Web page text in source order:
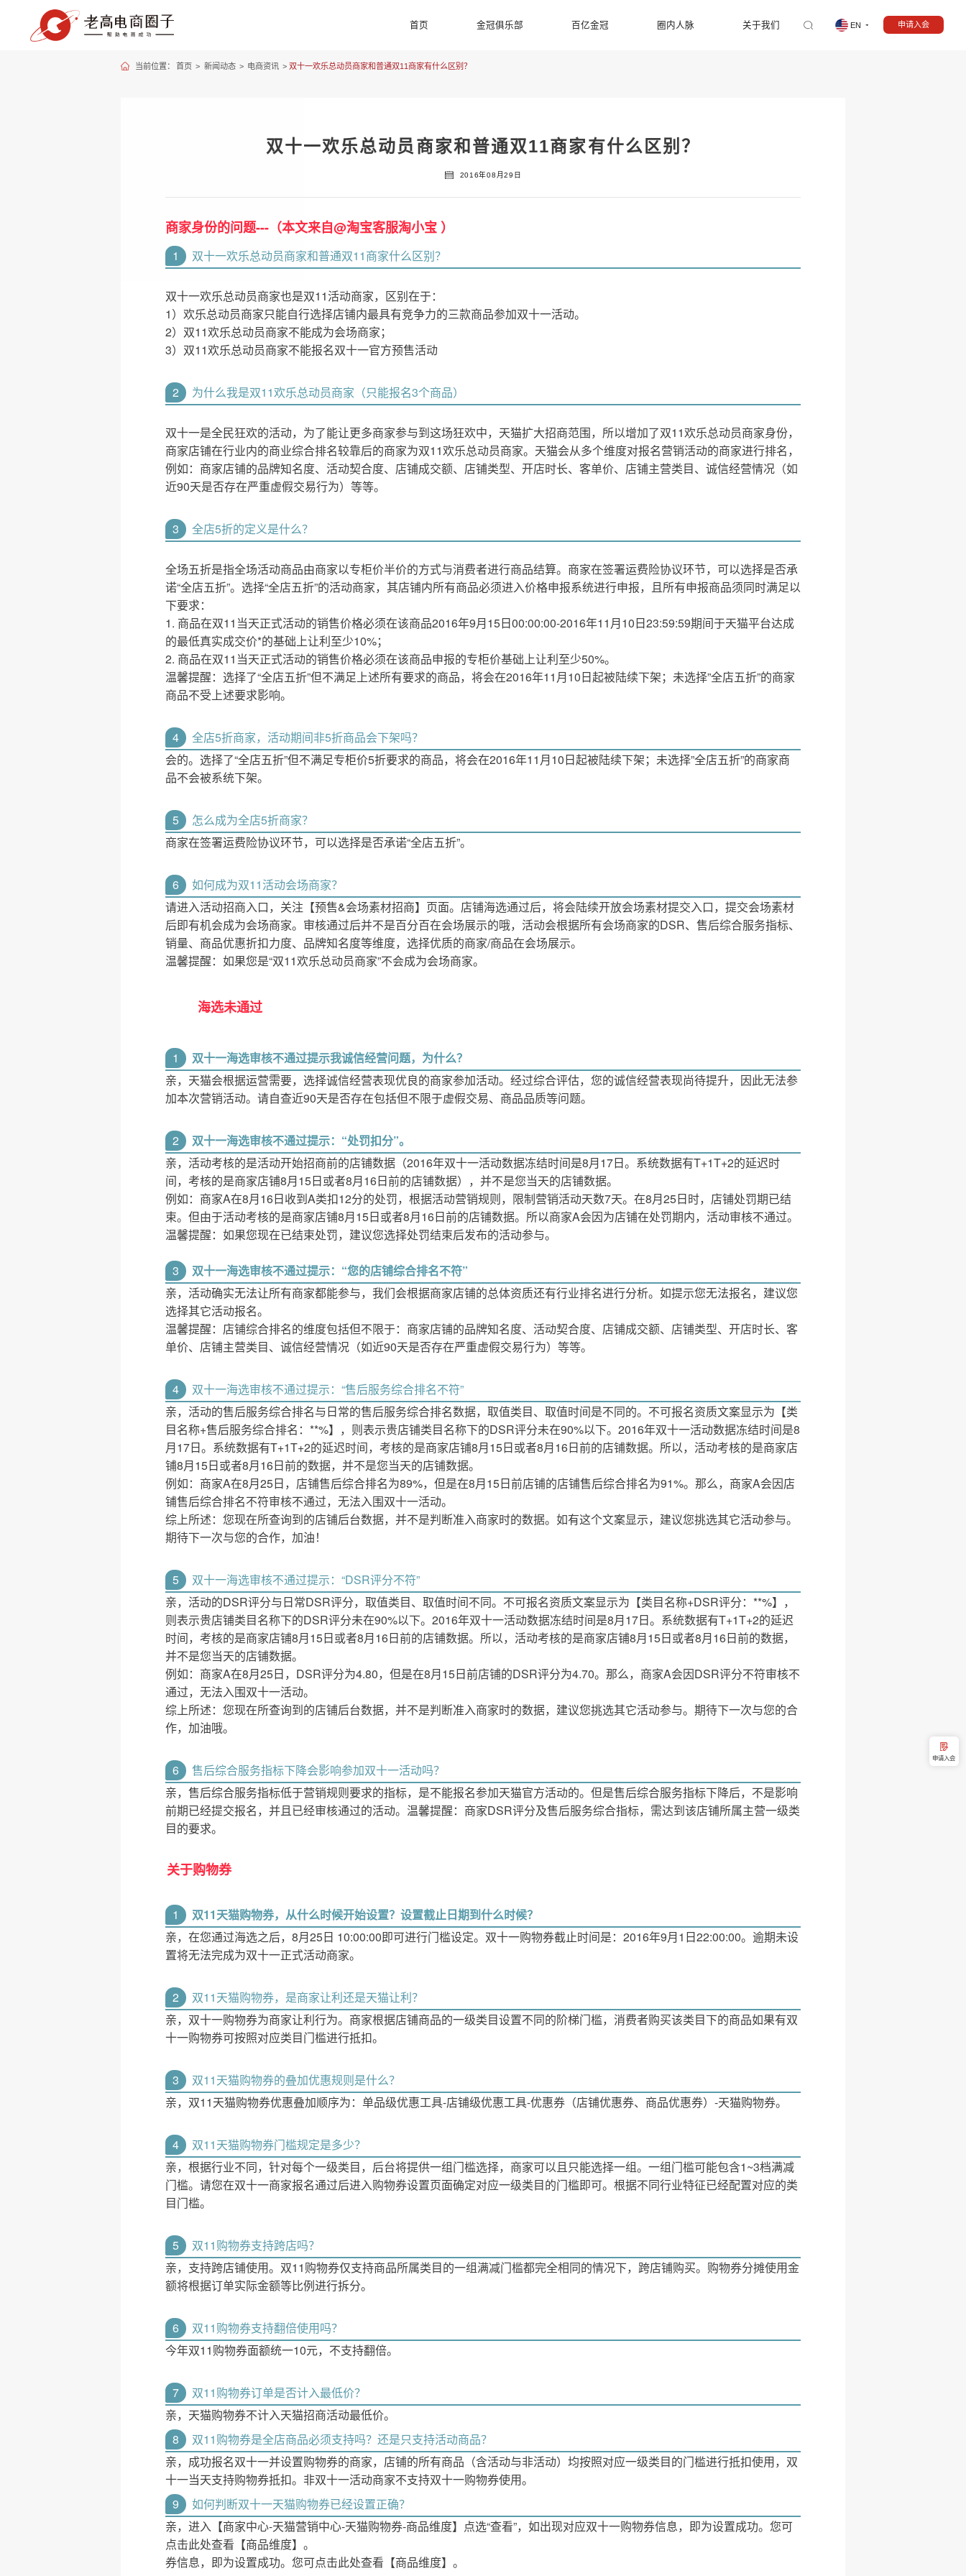
申请入会
EN
首页 金冠俱乐部 百亿金冠 圈内人脉 关于我们
当前位置： 首页 > 新闻动态 > 电商资讯 >双十一欢乐总动员商家和普通双11商家有什么区别？
双十一欢乐总动员商家和普通双11商家有什么区别？
2016年08月29日
商家身份的问题---（本文来自@淘宝客服淘小宝 ）
1 双十一欢乐总动员商家和普通双11商家什么区别？
双十一欢乐总动员商家也是双11活动商家，区别在于：
1）欢乐总动员商家只能自行选择店铺内最具有竞争力的三款商品参加双十一活动。
2）双11欢乐总动员商家不能成为会场商家；
3）双11欢乐总动员商家不能报名双十一官方预售活动
2 为什么我是双11欢乐总动员商家（只能报名3个商品）
双十一是全民狂欢的活动，为了能让更多商家参与到这场狂欢中，天猫扩大招商范围，所以增加了双11欢乐总动员商家身份，
商家店铺在行业内的商业综合排名较靠后的商家为双11欢乐总动员商家。 天猫会从多个维度对报名营销活动的商家进行排名，
例如：商家店铺的品牌知名度、活动契合度、店铺成交额、店铺类型、开店时长、客单价、店铺主营类目、诚信经营情况（如
近90天是否存在严重虚假交易行为）等等。
3 全店5折的定义是什么？
全场五折是指全场活动商品由商家以专柜价半价的方式与消费者进行商品结算。商家在签署运费险协议环节，可以选择是否承
诺“全店五折”。选择“全店五折”的活动商家，其店铺内所有商品必须进入价格申报系统进行申报，且所有申报商品须同时满足以
下要求：
1. 商品在双11当天正式活动的销售价格必须在该商品2016年9月15日00:00:00-2016年11月10日23:59:59期间于天猫平台达成
的最低真实成交价*的基础上让利至少10%；
2. 商品在双11当天正式活动的销售价格必须在该商品申报的专柜价基础上让利至少50%。
温馨提醒：选择了“全店五折”但不满足上述所有要求的商品，将会在2016年11月10日起被陆续下架；未选择”全店五折”的商家
商品不受上述要求影响。
4
全店5折商家，活动期间非5折商品会下架吗？
会的。选择了“全店五折”但不满足专柜价5折要求的商品，将会在2016年11月10日起被陆续下架；未选择”全店五折”的商家商
品不会被系统下架。
5
怎么成为全店5折商家？
商家在签署运费险协议环节，可以选择是否承诺“全店五折”。
6
如何成为双11活动会场商家？
请进入活动招商入口，关注【预售&会场素材招商】页面。店铺海选通过后，将会陆续开放会场素材提交入口，提交会场素材
后即有机会成为会场商家。审核通过后并不是百分百在会场展示的哦，活动会根据所有会场商家的DSR、售后综合服务指标、
销量、商品优惠折扣力度、品牌知名度等维度，选择优质的商家/商品在会场展示。
温馨提醒：如果您是“双11欢乐总动员商家”不会成为会场商家。
海选未通过
1
双十一海选审核不通过提示我诚信经营问题，为什么？
亲，天猫会根据运营需要，选择诚信经营表现优良的商家参加活动。经过综合评估，您的诚信经营表现尚待提升，因此无法参
加本次营销活动。请自查近90天是否存在包括但不限于虚假交易、商品品质等问题。
2
双十一海选审核不通过提示：“处罚扣分”。
亲，活动考核的是活动开始招商前的店铺数据（2016年双十一活动数据冻结时间是8月17日。系统数据有T+1T+2的延迟时
间，考核的是商家店铺8月15日或者8月16日前的店铺数据），并不是您当天的店铺数据。
例如：商家A在8月16日收到A类扣12分的处罚，根据活动营销规则，限制营销活动天数7天。在8月25日时，店铺处罚期已结
束。但由于活动考核的是商家店铺8月15日或者8月16日前的店铺数据。所以商家A会因为店铺在处罚期内，活动审核不通过。
温馨提醒：如果您现在已结束处罚，建议您选择处罚结束后发布的活动参与。
3
双十一海选审核不通过提示：“您的店铺综合排名不符”
亲，活动确实无法让所有商家都能参与，我们会根据商家店铺的总体资质还有行业排名进行分析。如提示您无法报名，建议您
选择其它活动报名。
温馨提醒：店铺综合排名的维度包括但不限于：商家店铺的品牌知名度、活动契合度、店铺成交额、店铺类型、开店时长、客
单价、店铺主营类目、诚信经营情况（如近90天是否存在严重虚假交易行为）等等。
4
双十一海选审核不通过提示：“售后服务综合排名不符”
亲，活动的售后服务综合排名与日常的售后服务综合排名数据，取值类目、取值时间是不同的。不可报名资质文案显示为【类
目名称+售后服务综合排名：**%】，则表示贵店铺类目名称下的DSR评分未在90%以下。2016年双十一活动数据冻结时间是8
月17日。系统数据有T+1T+2的延迟时间，考核的是商家店铺8月15日或者8月16日前的店铺数据。所以，活动考核的是商家店
铺8月15日或者8月16日前的数据，并不是您当天的店铺数据。
例如：商家A在8月25日，店铺售后综合排名为89%，但是在8月15日前店铺的店铺售后综合排名为91%。那么，商家A会因店
铺售后综合排名不符审核不通过，无法入围双十一活动。
综上所述：您现在所查询到的店铺后台数据，并不是判断准入商家时的数据。如有这个文案显示，建议您挑选其它活动参与。
期待下一次与您的合作，加油！
5
双十一海选审核不通过提示：“DSR评分不符”
亲，活动的DSR评分与日常DSR评分，取值类目、取值时间不同。 不可报名资质文案显示为【类目名称+DSR评分：**%】，
则表示贵店铺类目名称下的DSR评分未在90%以下。2016年双十一活动数据冻结时间是8月17日。系统数据有T+1T+2的延迟
时间，考核的是商家店铺8月15日或者8月16日前的店铺数据。所以，活动考核的是商家店铺8月15日或者8月16日前的数据，
并不是您当天的店铺数据。
例如：商家A在8月25日，DSR评分为4.80，但是在8月15日前店铺的DSR评分为4.70。那么，商家A会因DSR评分不符审核不
通过，无法入围双十一活动。
综上所述：您现在所查询到的店铺后台数据，并不是判断准入商家时的数据，建议您挑选其它活动参与。期待下一次与您的合
作，加油哦。
6
售后综合服务指标下降会影响参加双十一活动吗？
亲，售后综合服务指标低于营销规则要求的指标，是不能报名参加天猫官方活动的。但是售后综合服务指标下降后，不是影响
前期已经提交报名，并且已经审核通过的活动。温馨提醒：商家DSR评分及售后服务综合指标，需达到该店铺所属主营一级类
目的要求。
关于购物券
1
双11天猫购物券，从什么时候开始设置？设置截止日期到什么时候？
亲，在您通过海选之后，8月25日 10:00:00即可进行门槛设定。双十一购物券截止时间是：2016年9月1日22:00:00。逾期未设
置将无法完成为双十一正式活动商家。
2
双11天猫购物券，是商家让利还是天猫让利？
亲，双十一购物券为商家让利行为。商家根据店铺商品的一级类目设置不同的阶梯门槛，消费者购买该类目下的商品如果有双
十一购物券可按照对应类目门槛进行抵扣。
3
双11天猫购物券的叠加优惠规则是什么？
亲，双11天猫购物券优惠叠加顺序为：单品级优惠工具-店铺级优惠工具-优惠券（店铺优惠券、商品优惠券）-天猫购物券。
4
双11天猫购物券门槛规定是多少？
亲，根据行业不同，针对每个一级类目，后台将提供一组门槛选择，商家可以且只能选择一组。一组门槛可能包含1~3档满减
门槛。请您在双十一商家报名通过后进入购物券设置页面确定对应一级类目的门槛即可。根据不同行业特征已经配置对应的类
目门槛。
5
双11购物券支持跨店吗？
亲，支持跨店铺使用。双11购物券仅支持商品所属类目的一组满减门槛都完全相同的情况下，跨店铺购买。购物券分摊使用金
额将根据订单实际金额等比例进行拆分。
6
双11购物券支持翻倍使用吗？
今年双11购物券面额统一10元，不支持翻倍。
7
双11购物券订单是否计入最低价？
亲，天猫购物券不计入天猫招商活动最低价。
8
双11购物券是全店商品必须支持吗？还是只支持活动商品？
亲，成功报名双十一并设置购物券的商家，店铺的所有商品（含活动与非活动）均按照对应一级类目的门槛进行抵扣使用，双
十一当天支持购物券抵扣。非双十一活动商家不支持双十一购物券使用。
9
如何判断双十一天猫购物券已经设置正确？
亲，进入【商家中心-天猫营销中心-天猫购物券-商品维度】点选“查看”，如出现对应双十一购物券信息，即为设置成功。您可
点击此处查看【商品维度】。
券信息，即为设置成功。您可点击此处查看【商品维度】。
申请入会